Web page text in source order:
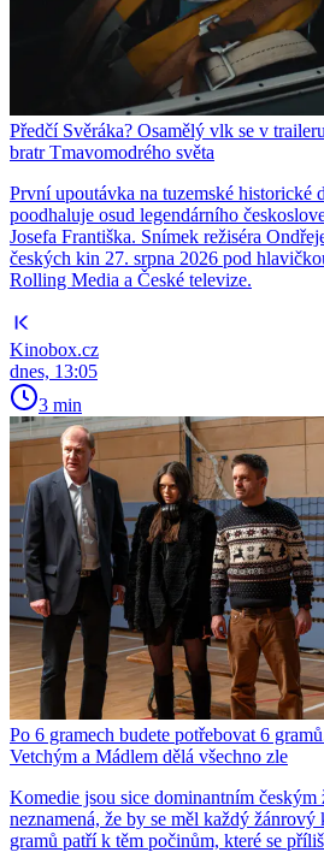
Předčí Svěráka? Osamělý vlk se v
bratr Tmavomodrého světa
První upoutávka na tuzemské historické
poodhaluje osud legendárního
Josefa Františka. Snímek režiséra
českých kin 27. srpna 2026 pod
Rolling Media a České televize.
Kinobox.cz
dnes, 13:05
3 min
Po 6 gramech budete potřebovat 6
Vetchým a Mádlem dělá všechno zle
Komedie jsou sice dominantním českým
neznamená, že by se měl každý
gramů patří k těm počinům, které se